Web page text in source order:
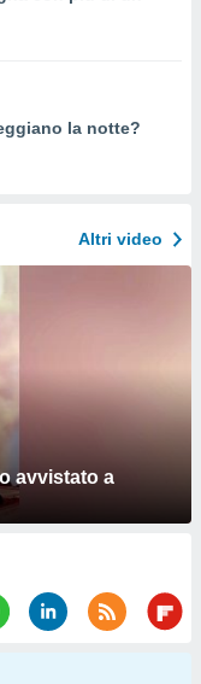
la notte?
Altri video
avvistato a